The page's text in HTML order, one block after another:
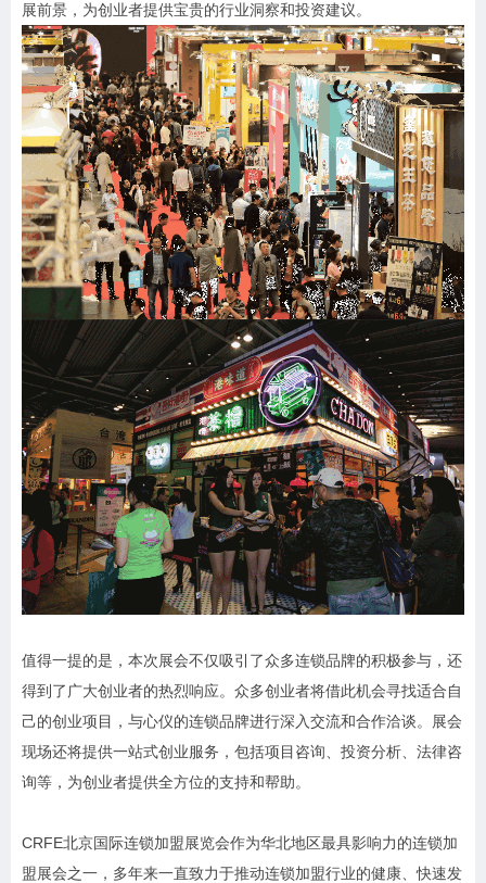
展前景，为创业者提供宝贵的行业洞察和投资建议。
值得一提的是，本次展会不仅吸引了众多连锁品牌的积极参与，还
得到了广大创业者的热烈响应。众多创业者将借此机会寻找适合自
己的创业项目，与心仪的连锁品牌进行深入交流和合作洽谈。展会
现场还将提供一站式创业服务，包括项目咨询、投资分析、法律咨
询等，为创业者提供全方位的支持和帮助。
CRFE北京国际连锁加盟展览会作为华北地区最具影响力的连锁加
盟展会之一，多年来一直致力于推动连锁加盟行业的健康、快速发